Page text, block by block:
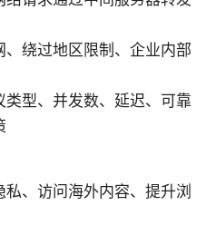
、绕过地区限制、企业内部
类型、并发数、延迟、可靠
、访问海外内容、提升浏